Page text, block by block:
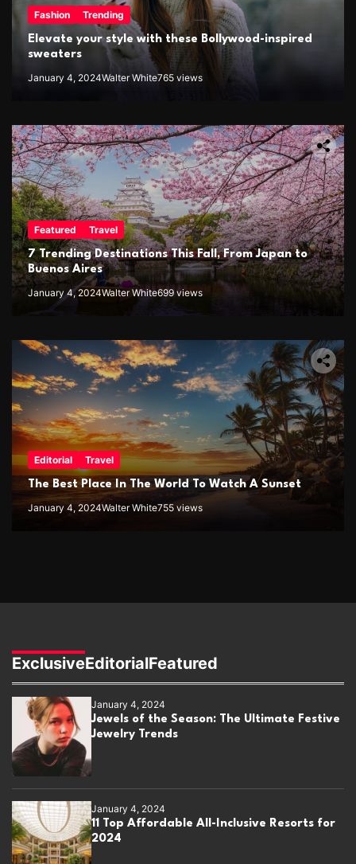
Fashion Trending
Elevate your style with these Bollywood-inspired
sweaters
January 4, 2024Walter White765 views
Featured Travel
7 Trending Destinations This Fall, From Japan to
Buenos Aires
January 4, 2024Walter White699 views
Editorial Travel
The Best Place In The World To Watch A Sunset
January 4, 2024Walter White755 views
ExclusiveEditorialFeatured
January 4, 2024
Jewels of the Season: The Ultimate Festive
Jewelry Trends
January 4, 2024
11 Top Affordable All-Inclusive Resorts for
2024